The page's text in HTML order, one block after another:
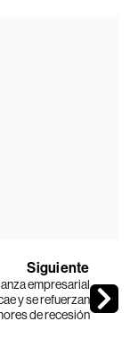
Siguiente
empresarial
y se refuerzan
de recesión